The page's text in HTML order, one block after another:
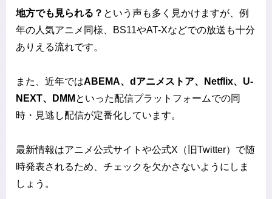
地方でも見られる？ という声も多く見かけますが、例
年の人気アニメ同様、BS11やAT-Xなどでの放送も十分
ありえる流れです。
また、近年ではABEMA、dアニメストア、Netflix、U-
NEXT、DMM といった配信プラットフォームでの同
時・見逃し配信が定番化しています。
最新情報はアニメ公式サイトや公式X（旧Twitter）で随
時発表されるため、チェックを欠かさないようにしま
しょう。